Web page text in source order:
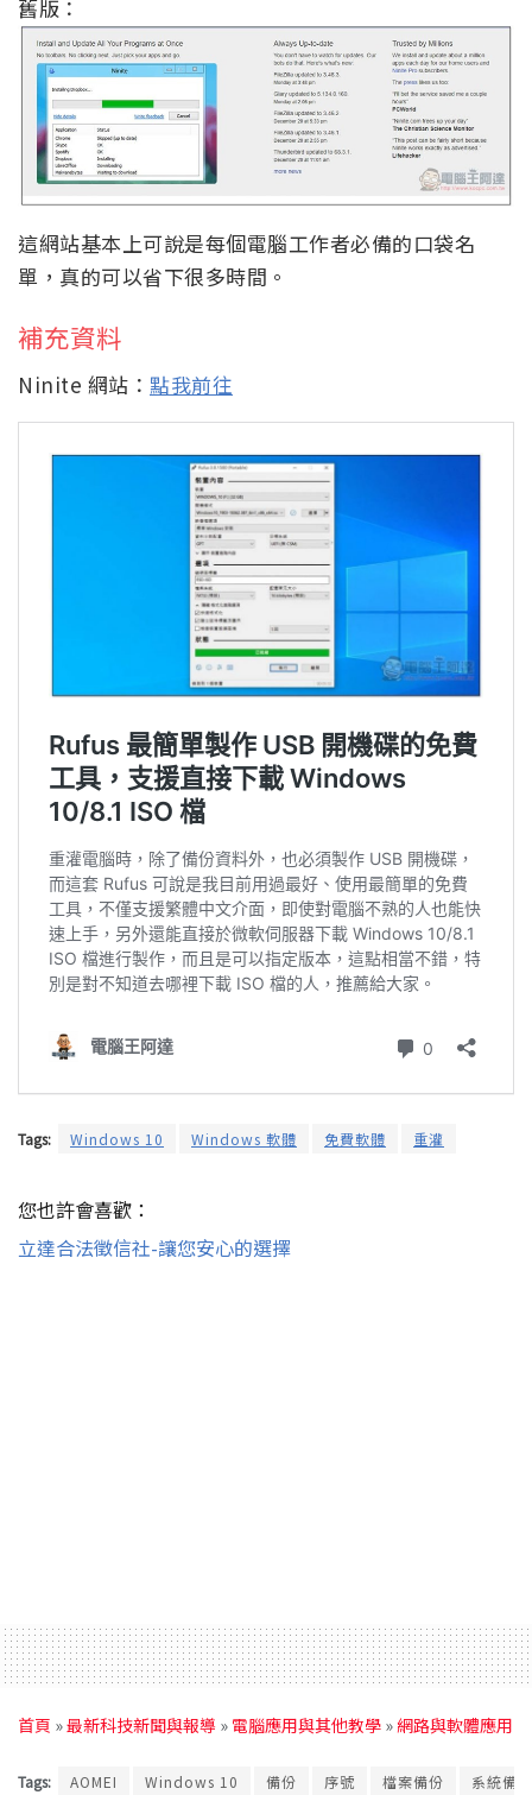
舊版：
這網站基本上可說是每個電腦工作者必備的口袋名
單，真的可以省下很多時間。
補充資料
Ninite 網站： 點我前往
Tags: Windows 10 Windows 軟體 免費軟體 重灌
您也許會喜歡：
立達合法徵信社-讓您安心的選擇
首頁 »最新科技新聞與報導 » 電腦應用與其他教學 » 網路與軟體應用
Tags: AOMEI Windows 10 備份 序號 檔案備份 系統備份